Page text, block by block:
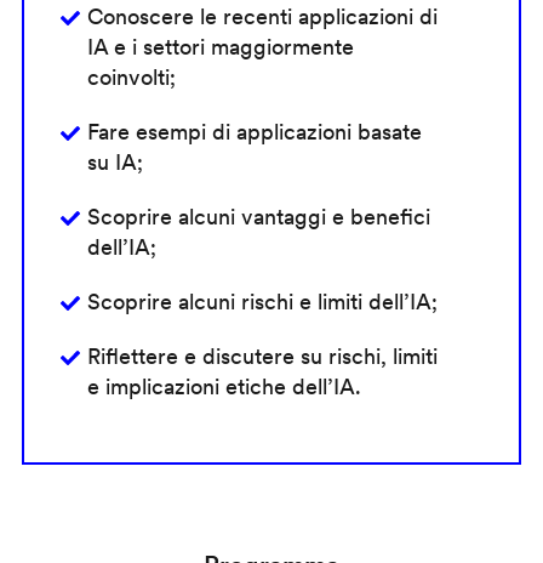
Conoscere le recenti applicazioni di
IA e i settori maggiormente
coinvolti;
Fare esempi di applicazioni basate
su IA;
Scoprire alcuni vantaggi e benefici
dell’IA;
Scoprire alcuni rischi e limiti dell’IA;
Riflettere e discutere su rischi, limiti
e implicazioni etiche dell’IA.